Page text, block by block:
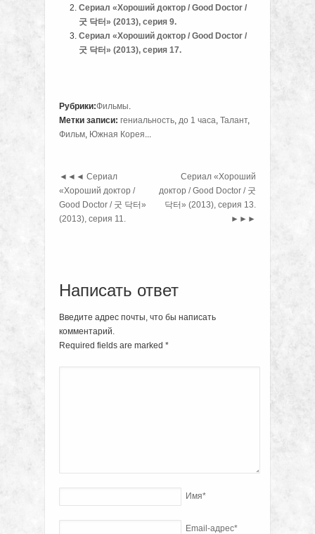
Сериал «Хороший доктор / Good Doctor /
굿 닥터» (2013), серия 9.
Сериал «Хороший доктор / Good Doctor /
굿 닥터» (2013), серия 17.
Рубрики:Фильмы.
Метки записи: гениальность, до 1 часа, Талант,
Фильм, Южная Корея...
◄◄◄ Сериал
«Хороший доктор /
Good Doctor / 굿 닥터»
(2013), серия 11.
Сериал «Хороший
доктор / Good Doctor / 굿
닥터» (2013), серия 13.
►►►
Написать ответ
Введите адрес почты, что бы написать
комментарий.
Required fields are marked *
Имя*
Email-адрес*